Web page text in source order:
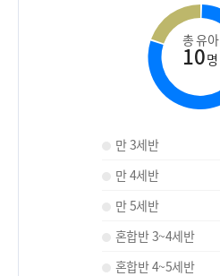
총 유아
10명
만 3세반
만 4세반
만 5세반
혼합반 3~4세반
혼합반 4~5세반